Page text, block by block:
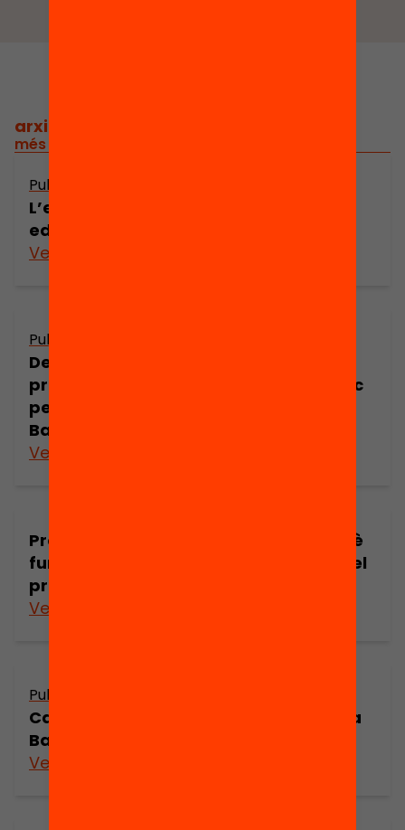
arxiu històric
més de 2.800 recerques i tesis des del 1969
Publicació
L’emergència de la transformació
educativa
Veure’n més
Publicació
Desigualtats en l’accés a les
prestacions del sistema sanitari públic
per part de col·lectius desfavorits a
Barcelona-Ciutat
Veure’n més
Presentació: Mestres que aprenen Què
funciona en la formació permanent del
professorat?
Veure’n més
Publicació
Catalogació de les revistes de dones a
Barcelona (1846-1936) (part 2)
Veure’n més